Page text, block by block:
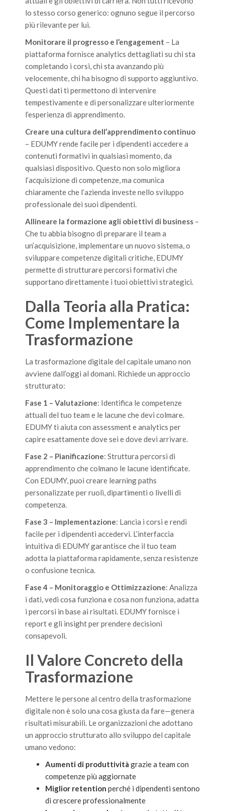
lo stesso corso generico: ognuno segue il percorso
più rilevante per lui.
Monitorare il progresso e l’engagement – La
piattaforma fornisce analytics dettagliati su chi sta
completando i corsi, chi sta avanzando più
velocemente, chi ha bisogno di supporto aggiuntivo.
Questi dati ti permettono di intervenire
tempestivamente e di personalizzare ulteriormente
l’esperienza di apprendimento.
Creare una cultura dell’apprendimento continuo
– EDUMY rende facile per i dipendenti accedere a
contenuti formativi in qualsiasi momento, da
qualsiasi dispositivo. Questo non solo migliora
l’acquisizione di competenze, ma comunica
chiaramente che l’azienda investe nello sviluppo
professionale dei suoi dipendenti.
Allineare la formazione agli obiettivi di business –
Che tu abbia bisogno di preparare il team a
un’acquisizione, implementare un nuovo sistema, o
sviluppare competenze digitali critiche, EDUMY
permette di strutturare percorsi formativi che
supportano direttamente i tuoi obiettivi strategici.
Dalla Teoria alla Pratica:
Come Implementare la
Trasformazione
La trasformazione digitale del capitale umano non
avviene dall’oggi al domani. Richiede un approccio
strutturato:
Fase 1 – Valutazione: Identifica le competenze
attuali del tuo team e le lacune che devi colmare.
EDUMY ti aiuta con assessment e analytics per
capire esattamente dove sei e dove devi arrivare.
Fase 2 – Pianificazione: Struttura percorsi di
apprendimento che colmano le lacune identificate.
Con EDUMY, puoi creare learning paths
personalizzate per ruoli, dipartimenti o livelli di
competenza.
Fase 3 – Implementazione: Lancia i corsi e rendi
facile per i dipendenti accedervi. L’interfaccia
intuitiva di EDUMY garantisce che il tuo team
adotta la piattaforma rapidamente, senza resistenze
o confusione tecnica.
Fase 4 – Monitoraggio e Ottimizzazione: Analizza
i dati, vedi cosa funziona e cosa non funziona, adatta
i percorsi in base ai risultati. EDUMY fornisce i
report e gli insight per prendere decisioni
consapevoli.
Il Valore Concreto della
Trasformazione
Mettere le persone al centro della trasformazione
digitale non è solo una cosa giusta da fare—genera
risultati misurabili. Le organizzazioni che adottano
un approccio strutturato allo sviluppo del capitale
umano vedono:
Aumenti di produttività grazie a team con
competenze più aggiornate
Miglior retention perché i dipendenti sentono
di crescere professionalmente